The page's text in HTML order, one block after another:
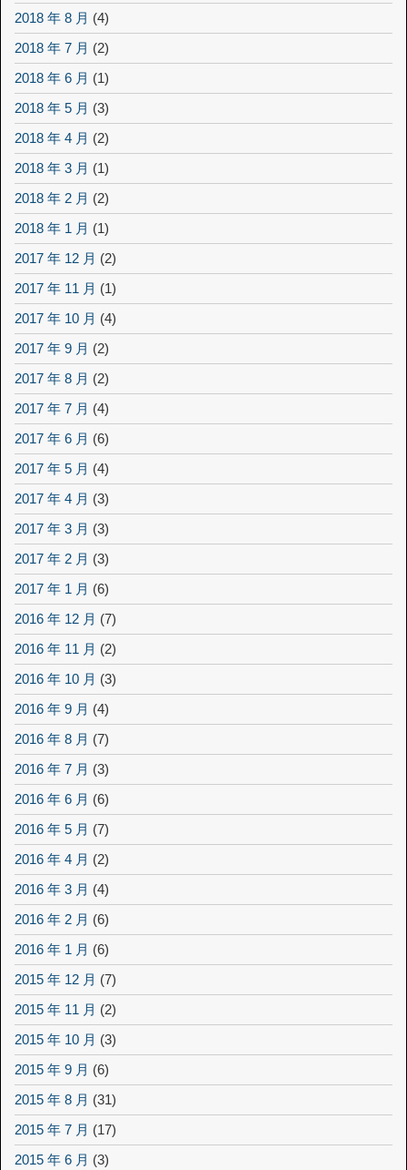
2018 年 8 月 (4)
2018 年 7 月 (2)
2018 年 6 月 (1)
2018 年 5 月 (3)
2018 年 4 月 (2)
2018 年 3 月 (1)
2018 年 2 月 (2)
2018 年 1 月 (1)
2017 年 12 月 (2)
2017 年 11 月 (1)
2017 年 10 月 (4)
2017 年 9 月 (2)
2017 年 8 月 (2)
2017 年 7 月 (4)
2017 年 6 月 (6)
2017 年 5 月 (4)
2017 年 4 月 (3)
2017 年 3 月 (3)
2017 年 2 月 (3)
2017 年 1 月 (6)
2016 年 12 月 (7)
2016 年 11 月 (2)
2016 年 10 月 (3)
2016 年 9 月 (4)
2016 年 8 月 (7)
2016 年 7 月 (3)
2016 年 6 月 (6)
2016 年 5 月 (7)
2016 年 4 月 (2)
2016 年 3 月 (4)
2016 年 2 月 (6)
2016 年 1 月 (6)
2015 年 12 月 (7)
2015 年 11 月 (2)
2015 年 10 月 (3)
2015 年 9 月 (6)
2015 年 8 月 (31)
2015 年 7 月 (17)
2015 年 6 月 (3)